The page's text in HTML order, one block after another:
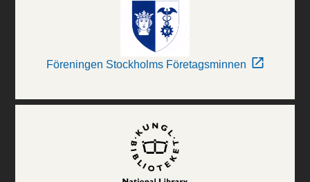
Föreningen Stockholms Företagsminnen